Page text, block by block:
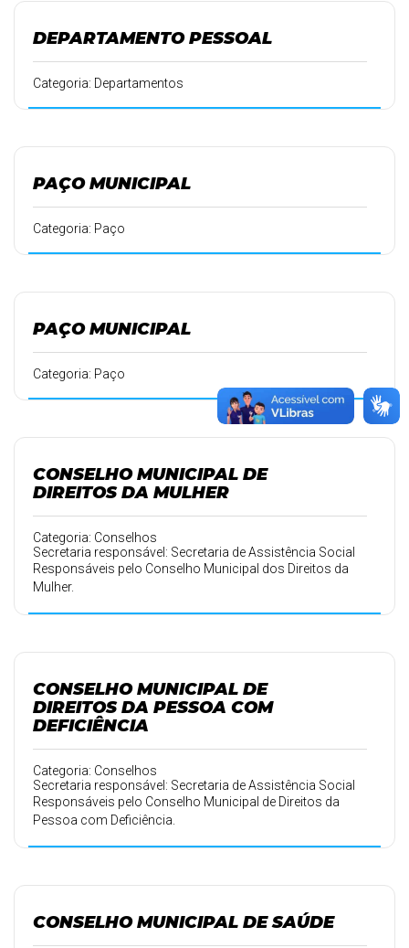
DEPARTAMENTO PESSOAL
Categoria: Departamentos
PAÇO MUNICIPAL
Categoria: Paço
PAÇO MUNICIPAL
Categoria: Paço
CONSELHO MUNICIPAL DE
DIREITOS DA MULHER
Categoria: Conselhos
Secretaria responsável: Secretaria de Assistência Social
Responsáveis pelo Conselho Municipal dos Direitos da
Mulher.
CONSELHO MUNICIPAL DE
DIREITOS DA PESSOA COM
DEFICIÊNCIA
Categoria: Conselhos
Secretaria responsável: Secretaria de Assistência Social
Responsáveis pelo Conselho Municipal de Direitos da
Pessoa com Deficiência.
CONSELHO MUNICIPAL DE SAÚDE